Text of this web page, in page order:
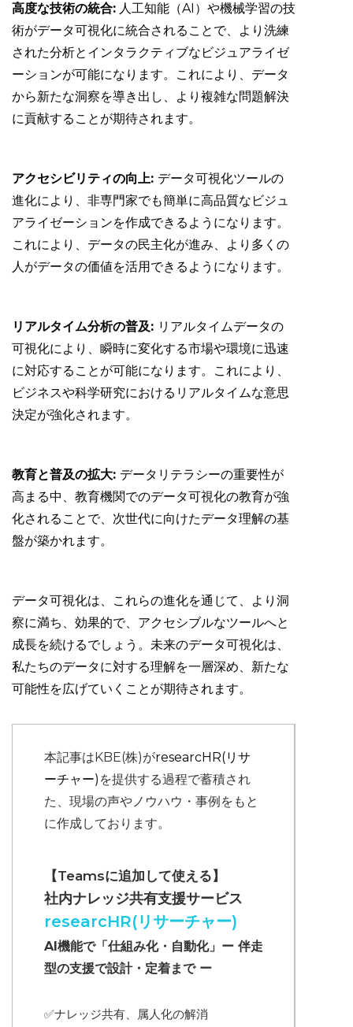
高度な技術の統合: 人工知能（AI）や機械学習の技
術がデータ可視化に統合されることで、より洗練
された分析とインタラクティブなビジュアライゼ
ーションが可能になります。これにより、データ
から新たな洞察を導き出し、より複雑な問題解決
に貢献することが期待されます。
アクセシビリティの向上: データ可視化ツールの
進化により、非専門家でも簡単に高品質なビジュ
アライゼーションを作成できるようになります。
これにより、データの民主化が進み、より多くの
人がデータの価値を活用できるようになります。
リアルタイム分析の普及: リアルタイムデータの
可視化により、瞬時に変化する市場や環境に迅速
に対応することが可能になります。これにより、
ビジネスや科学研究におけるリアルタイムな意思
決定が強化されます。
教育と普及の拡大: データリテラシーの重要性が
高まる中、教育機関でのデータ可視化の教育が強
化されることで、次世代に向けたデータ理解の基
盤が築かれます。
データ可視化は、これらの進化を通じて、より洞
察に満ち、効果的で、アクセシブルなツールへと
成長を続けるでしょう。未来のデータ可視化は、
私たちのデータに対する理解を一層深め、新たな
可能性を広げていくことが期待されます。
本記事はKBE(株)がresearcHR(リサ
ーチャー) を提供する過程で蓄積され
た、現場の声やノウハウ・事例をもと
に作成しております。
【Teamsに追加して使える】
社内ナレッジ共有支援サービス
researcHR(リサーチャー)
AI機能で「仕組み化・自動化」ー 伴走
型の支援で設計・定着まで ー
✅ナレッジ共有、属人化の解消